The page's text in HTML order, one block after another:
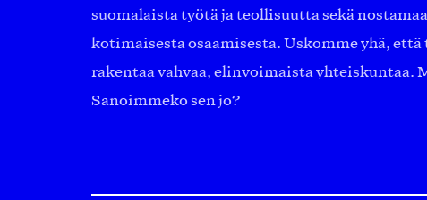
suomalaista työtä ja teollisuutta sekä
kotimaisesta osaamisesta. Uskomme yhä,
rakentaa vahvaa, elinvoimaista yhteiskuntaa.
Sanoimmeko sen jo?